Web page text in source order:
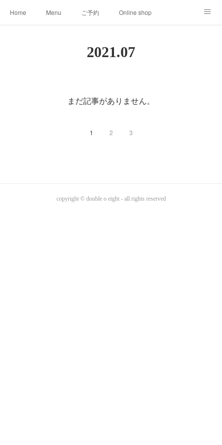
Home Menu ご予約 Online shop
2021.07
まだ記事がありません。
1 2 3
copyright © double o eight - all rights reserved